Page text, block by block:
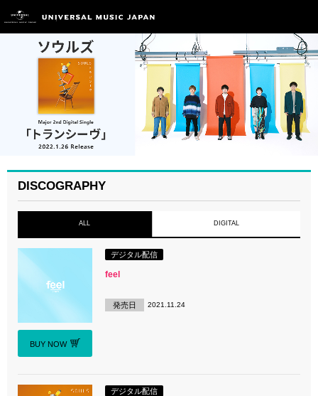
DISCOGRAPHY
ALL DIGITAL
BUY NOW
デジタル配信
feel
発売日 2021.11.24
デジタル配信